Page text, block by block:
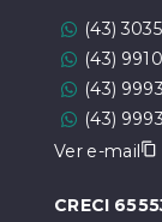
(43)
(43)
(43)
(43)
Ver e-mail
CRECI